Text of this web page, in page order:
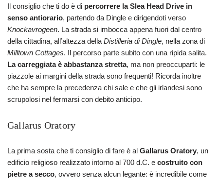
Il consiglio che ti do è di percorrere la Slea Head Drive in
senso antiorario, partendo da Dingle e dirigendoti verso
Knockavrogeen. La strada si imbocca appena fuori dal centro
della cittadina, all’altezza della Distilleria di Dingle, nella zona di
Milltown Cottages. Il percorso parte subito con una ripida salita.
La carreggiata è abbastanza stretta, ma non preoccuparti: le
piazzole ai margini della strada sono frequenti! Ricorda inoltre
che ha sempre la precedenza chi sale e che gli irlandesi sono
scrupolosi nel fermarsi con debito anticipo.
Gallarus Oratory
La prima sosta che ti consiglio di fare è al Gallarus Oratory, un
edificio religioso realizzato intorno al 700 d.C. e costruito con
pietre a secco, ovvero senza alcun legante: è incredibile come